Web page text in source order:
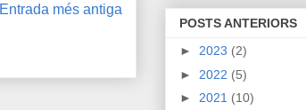
Entrada més antiga
POSTS ANTERIORS
► 2023 (2)
► 2022 (5)
► 2021 (10)